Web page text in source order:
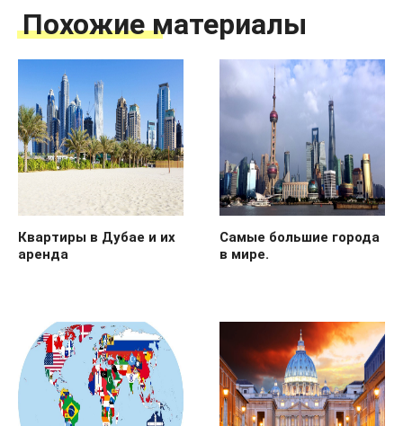
Похожие материалы
Квартиры в Дубае и их
аренда
Самые большие города
в мире.